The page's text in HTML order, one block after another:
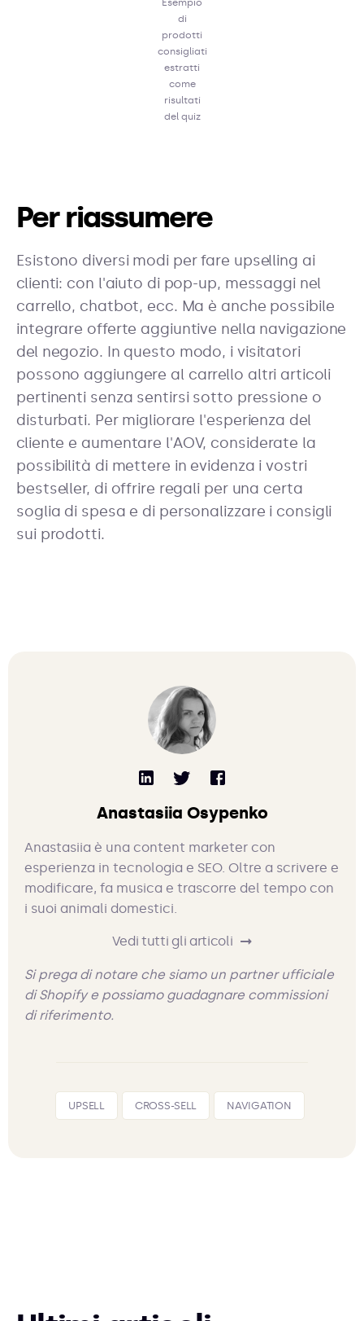
Esempio
di
prodotti
consigliati
estratti
come
risultati
del quiz
Per riassumere
Esistono diversi modi per fare upselling ai
clienti: con l'aiuto di pop-up, messaggi nel
carrello, chatbot, ecc. Ma è anche possibile
integrare offerte aggiuntive nella navigazione
del negozio. In questo modo, i visitatori
possono aggiungere al carrello altri articoli
pertinenti senza sentirsi sotto pressione o
disturbati. Per migliorare l'esperienza del
cliente e aumentare l'AOV, considerate la
possibilità di mettere in evidenza i vostri
bestseller, di offrire regali per una certa
soglia di spesa e di personalizzare i consigli
sui prodotti.
Anastasiia Osypenko
Anastasiia è una content marketer con
esperienza in tecnologia e SEO. Oltre a scrivere e
modificare, fa musica e trascorre del tempo con
i suoi animali domestici.
Vedi tutti gli articoli
Si prega di notare che siamo un partner ufficiale
di Shopify e possiamo guadagnare commissioni
di riferimento.
UPSELL CROSS-SELL NAVIGATION